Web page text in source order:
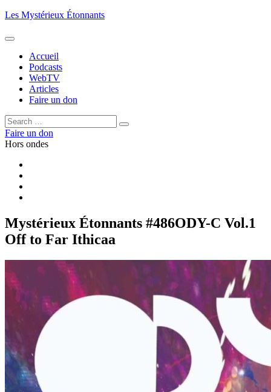
Aller
contenu
Les Mystérieux Étonnants
Accueil
Podcasts
WebTV
Articles
Faire un don
Rechercher :
Rechercher
Faire un don
Hors ondes
Mystérieux Étonnants #486ODY-C Vol.1
Off to Far Ithicaa